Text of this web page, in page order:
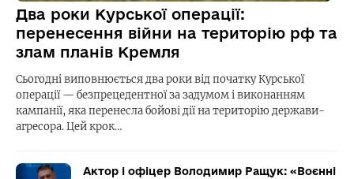
Два роки Курської операції:
перенесення війни на територію рф та
злам планів Кремля
Сьогодні виповнюється два роки від початку Курської
операції — безпрецедентної за задумом і виконанням
кампанії, яка перенесла бойові дії на територію держави-
агресора. Цей крок…
Актор і офіцер Володимир Ращук: «Воєнні